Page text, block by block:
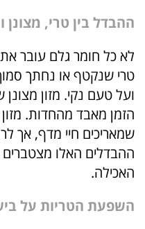
ההבדל בין טרי, מצונן
לא כל חומר גלם עובר
טרי שנקטף או נחתך
ועל טעם נקי. מזון
הזמן מאבד מהחדות.
שמאריכים חיי מדף, אך
ההבדלים האלו מצטברים
האכילה.
השפעת הטריות על